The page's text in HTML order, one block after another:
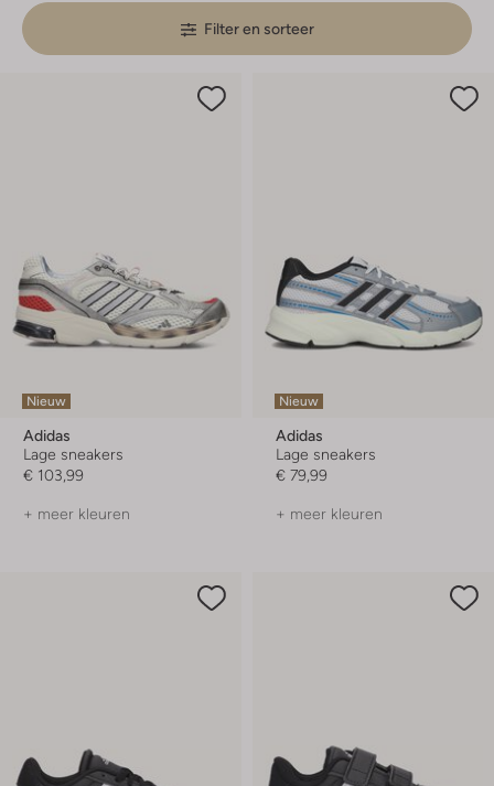
Filter en sorteer
Nieuw
Adidas
Lage sneakers
€ 103,99
+ meer kleuren
Nieuw
Adidas
Lage sneakers
€ 79,99
+ meer kleuren